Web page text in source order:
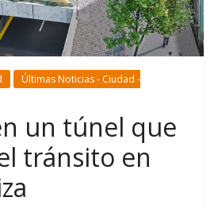
Últimas Noticias - Ciudad -
un túnel que
tránsito en